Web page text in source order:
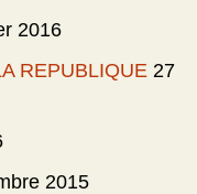
2016
REPUBLIQUE 27
2015